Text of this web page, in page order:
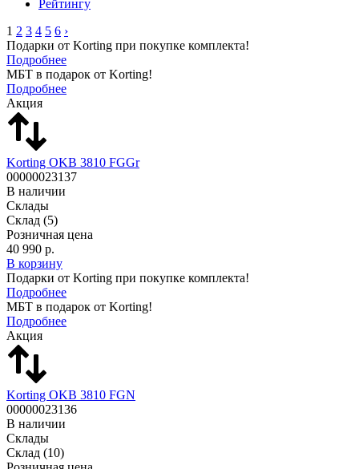
Рейтингу
1 2 3 4 5 6 ›
Подарки от Korting при покупке комплекта!
Подробнее
МБТ в подарок от Korting!
Подробнее
Акция
Korting OKB 3810 FGGr
00000023137
В наличии
Склады
Склад (5)
Розничная цена
40 990 р.
В корзину
Подарки от Korting при покупке комплекта!
Подробнее
МБТ в подарок от Korting!
Подробнее
Акция
Korting OKB 3810 FGN
00000023136
В наличии
Склады
Склад (10)